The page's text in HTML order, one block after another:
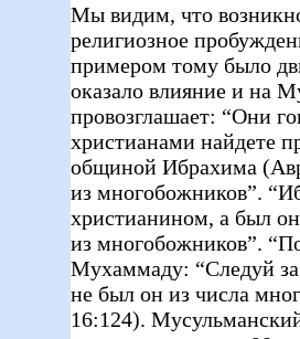
Мы видим, что
религиозное
примером тому было
оказало влияние и на
провозглашает: “Они
христианами найдете
общиной Ибрахима
из многобожников”.
христианином, а был
из многобожников”.
Мухаммаду: “Следуй
не был он из числа
16:124).